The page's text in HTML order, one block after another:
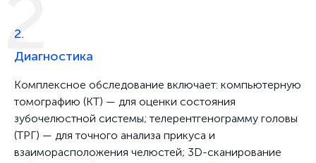
2.
Диагностика
Комплексное обследование включает: компьютерную
томографию (КТ) — для оценки состояния
зубочелюстной системы; телерентгенограмму головы
(ТРГ) — для точного анализа прикуса и
взаиморасположения челюстей; 3D-сканирование